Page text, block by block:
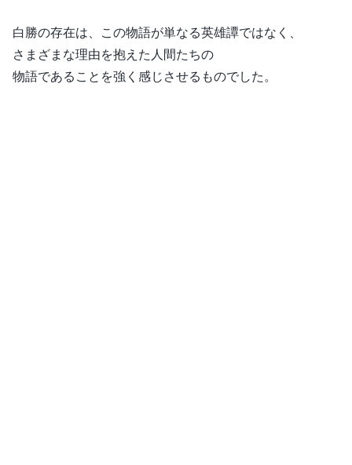
白勝の存在は、この物語が単なる英雄譚ではなく、
さまざまな理由を抱えた人間たちの
物語であることを強く感じさせるものでした。